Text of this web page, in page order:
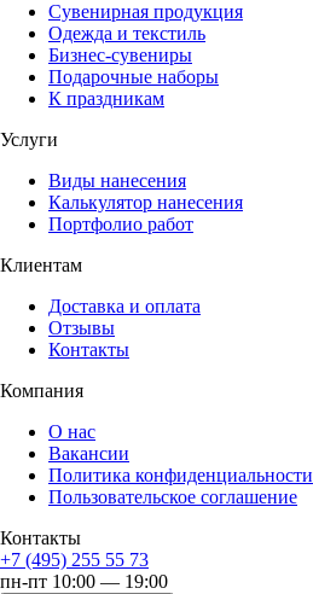
Сувенирная продукция
Одежда и текстиль
Бизнес-сувениры
Подарочные наборы
К праздникам
Услуги
Виды нанесения
Калькулятор нанесения
Портфолио работ
Клиентам
Доставка и оплата
Отзывы
Контакты
Компания
О нас
Вакансии
Политика конфиденциальности
Пользовательское соглашение
Контакты
+7 (495) 255 55 73
пн-пт 10:00 — 19:00